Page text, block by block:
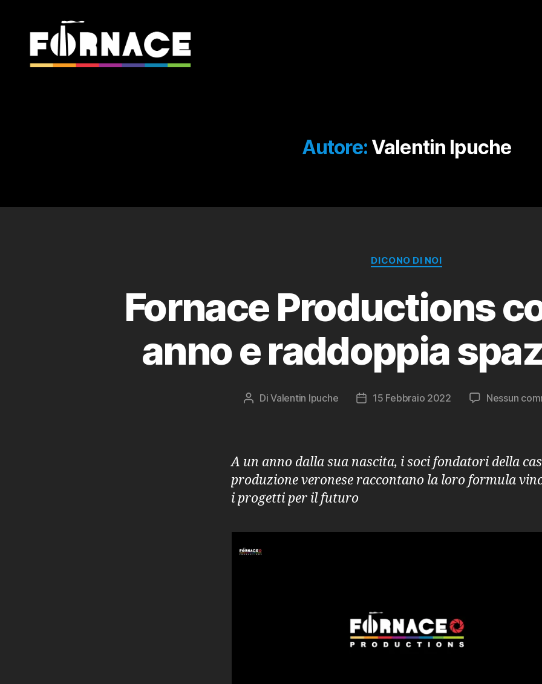
Autore: Valentin Ipuche
Categorie
DICONO DI NOI
Fornace Productions
anno e raddoppia
Autore
DiValentin Ipuche
Data15 Febbraio 2022 Nessun
A un anno dalla sua nascita, i soci fondatori della
produzione veronese raccontano la loro formula
i progetti per il futuro